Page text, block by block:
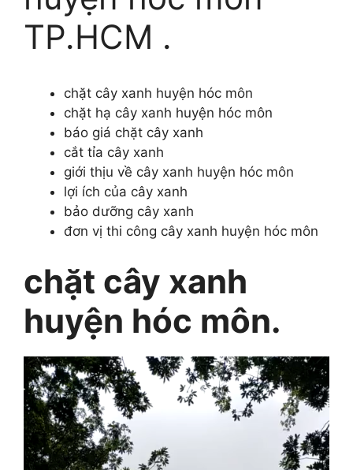
TP.HCM .
chặt cây xanh huyện hóc môn
chặt hạ cây xanh huyện hóc môn
báo giá chặt cây xanh
cắt tỉa cây xanh
giới thịu về cây xanh huyện hóc môn
lợi ích của cây xanh
bảo dưỡng cây xanh
đơn vị thi công cây xanh huyện hóc môn
chặt cây xanh
huyện hóc môn.
Trình
chơi
Video